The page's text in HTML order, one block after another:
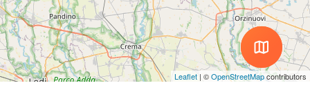
Leaflet | ©OpenStreetMapcontributors